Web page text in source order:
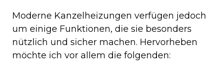
Moderne Kanzelheizungen verfügen jedoch
um einige Funktionen, die sie besonders
nützlich und sicher machen. Hervorheben
möchte ich vor allem die folgenden: